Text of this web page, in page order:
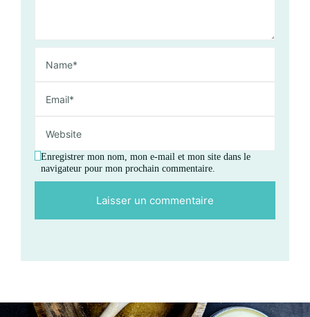
Enregistrer mon nom, mon e-mail et mon site dans le
navigateur pour mon prochain commentaire.